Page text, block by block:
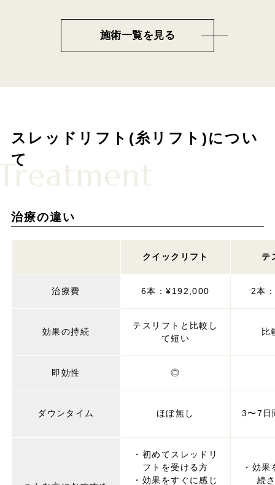
施術一覧を見る
スレッドリフト(糸リフト)につい
て
治療の違い
クイックリフト テ
治療費 6本：¥192,000 2本
効果の持続
テスリフトと比較し
て短い
比
即効性 ◎
ダウンタイム ほぼ無し 3〜7日
・初めてスレッドリ
フトを受ける方
・効果をすぐに感じ
・効
続